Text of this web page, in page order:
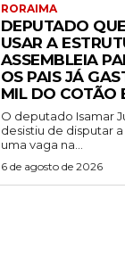
RORAIMA
DEPUTADO
USAR A
ASSEMBLEIA
OS PAIS JÁ
MIL DO COTÃO
O deputado Isamar
desistiu de disputar
uma vaga na...
6 de agosto de 2026